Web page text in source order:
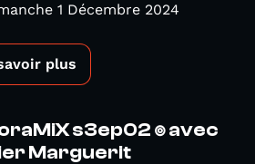
1 Décembre 2024
plus
s3ep02 ๏ avec
Marguerit